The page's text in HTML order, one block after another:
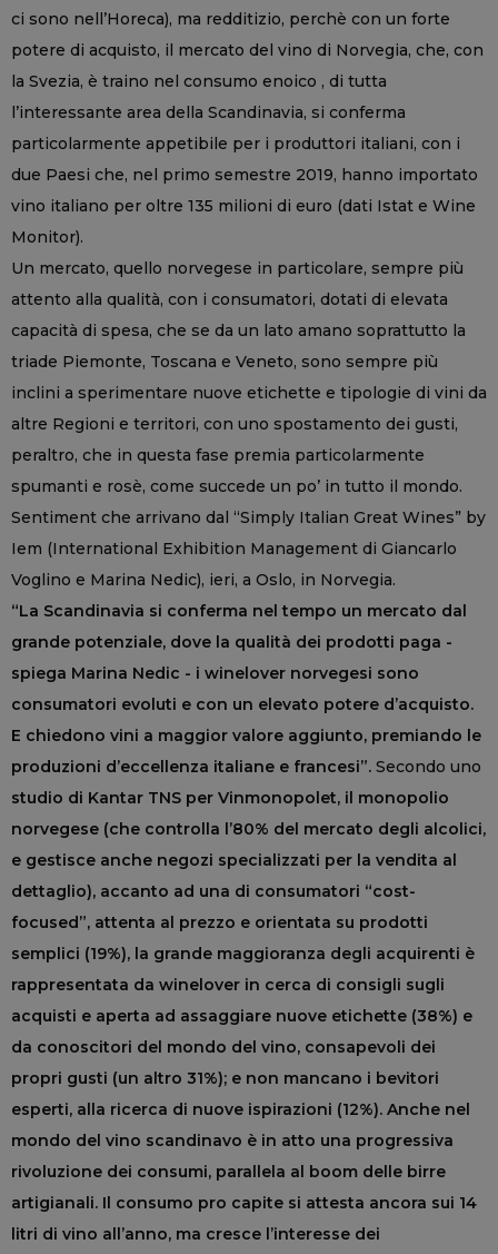
ci sono nell’Horeca), ma redditizio, perchè con un forte
potere di acquisto, il mercato del vino di Norvegia, che, con
la Svezia, è traino nel consumo enoico , di tutta
l’interessante area della Scandinavia, si conferma
particolarmente appetibile per i produttori italiani, con i
due Paesi che, nel primo semestre 2019, hanno importato
vino italiano per oltre 135 milioni di euro (dati Istat e Wine
Monitor).
Un mercato, quello norvegese in particolare, sempre più
attento alla qualità, con i consumatori, dotati di elevata
capacità di spesa, che se da un lato amano soprattutto la
triade Piemonte, Toscana e Veneto, sono sempre più
inclini a sperimentare nuove etichette e tipologie di vini da
altre Regioni e territori, con uno spostamento dei gusti,
peraltro, che in questa fase premia particolarmente
spumanti e rosè, come succede un po’ in tutto il mondo.
Sentiment che arrivano dal “Simply Italian Great Wines” by
Iem (International Exhibition Management di Giancarlo
Voglino e Marina Nedic), ieri, a Oslo, in Norvegia.
“La Scandinavia si conferma nel tempo un mercato dal
grande potenziale, dove la qualità dei prodotti paga -
spiega Marina Nedic - i winelover norvegesi sono
consumatori evoluti e con un elevato potere d’acquisto.
E chiedono vini a maggior valore aggiunto, premiando le
produzioni d’eccellenza italiane e francesi”. Secondo uno
studio di Kantar TNS per Vinmonopolet, il monopolio
norvegese (che controlla l’80% del mercato degli alcolici,
e gestisce anche negozi specializzati per la vendita al
dettaglio), accanto ad una di consumatori “cost-
focused”, attenta al prezzo e orientata su prodotti
semplici (19%), la grande maggioranza degli acquirenti è
rappresentata da winelover in cerca di consigli sugli
acquisti e aperta ad assaggiare nuove etichette (38%) e
da conoscitori del mondo del vino, consapevoli dei
propri gusti (un altro 31%); e non mancano i bevitori
esperti, alla ricerca di nuove ispirazioni (12%). Anche nel
mondo del vino scandinavo è in atto una progressiva
rivoluzione dei consumi, parallela al boom delle birre
artigianali. Il consumo pro capite si attesta ancora sui 14
litri di vino all’anno, ma cresce l’interesse dei